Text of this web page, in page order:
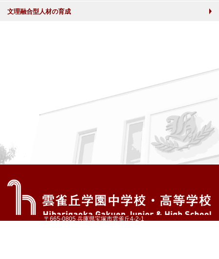
文理融合型人材の育成
〒665-0805 兵庫県宝塚市雲雀丘4-2-1